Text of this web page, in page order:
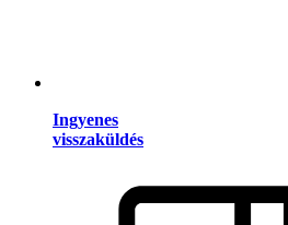
Ingyenes
visszaküldés